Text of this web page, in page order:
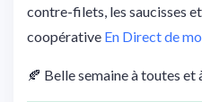
contre-filets, les saucisses
coopérative En Direct de
🍂 Belle semaine à toutes et